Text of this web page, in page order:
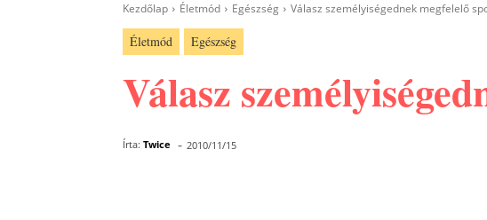
Kezdőlap Életmód Egészség Válasz személyiségednek megfelelő
Életmód Egészség
Válasz
Írta: Twice - 2010/11/15